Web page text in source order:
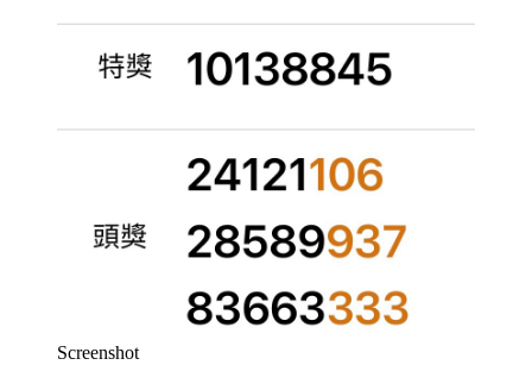
Screenshot